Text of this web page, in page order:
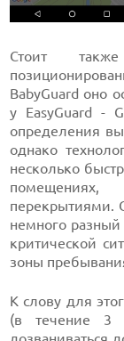
Стоит
BabyGuard оно
у EasyGuard -
определения
однако
несколько
помещениях,
перекрытиями.
немного
критической
зоны
К слову для
(в течение 3